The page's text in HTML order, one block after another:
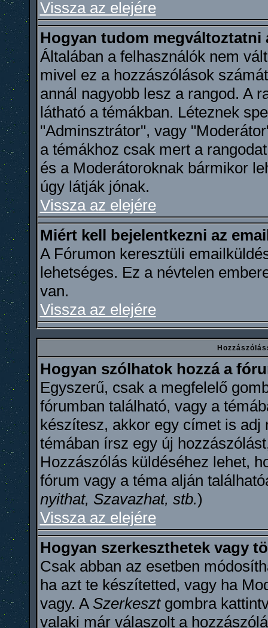
Vissza az elejére
Hogyan tudom megváltoztatni
Általában a felhasználók nem
mivel ez a hozzászólások
annál nagyobb lesz a rangod. A
látható a témákban. Léteznek
"Adminsztrátor", vagy
a témákhoz csak mert a
és a Moderátoroknak bármikor
úgy látják jónak.
Vissza az elejére
Miért kell bejelentkezni az
A Fórumon keresztüli
lehetséges. Ez a névtelen
van.
Vissza az elejére
Hogyan szólhatok hozzá a
Egyszerű, csak a megfelelő
fórumban található, vagy a
készítesz, akkor egy címet is
témában írsz egy új
Hozzászólás küldéséhez lehet,
fórum vagy a téma alján
nyithat, Szavazhat, stb.)
Vissza az elejére
Hogyan szerkeszthetek vagy
Csak abban az esetben
ha azt te készítetted, vagy ha
vagy. A Szerkesztgombra
valaki már válaszolt a